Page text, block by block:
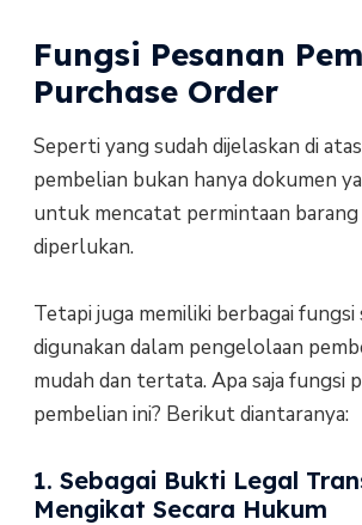
Fungsi Pesanan
Purchase Order
Seperti yang sudah dijelaskan di
pembelian bukan hanya dokumen
untuk mencatat permintaan barang
diperlukan.
Tetapi juga memiliki berbagai
digunakan dalam pengelolaan
mudah dan tertata. Apa saja fungsi
pembelian ini? Berikut diantaranya:
1. Sebagai Bukti Legal
Mengikat Secara Hukum